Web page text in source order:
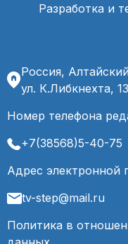
Разработка и
Россия,
ул. К.Либкнехта,
Номер телефона
+7(38568)5-40-75
Адрес электронной
tv-step@mail.ru
Политика в